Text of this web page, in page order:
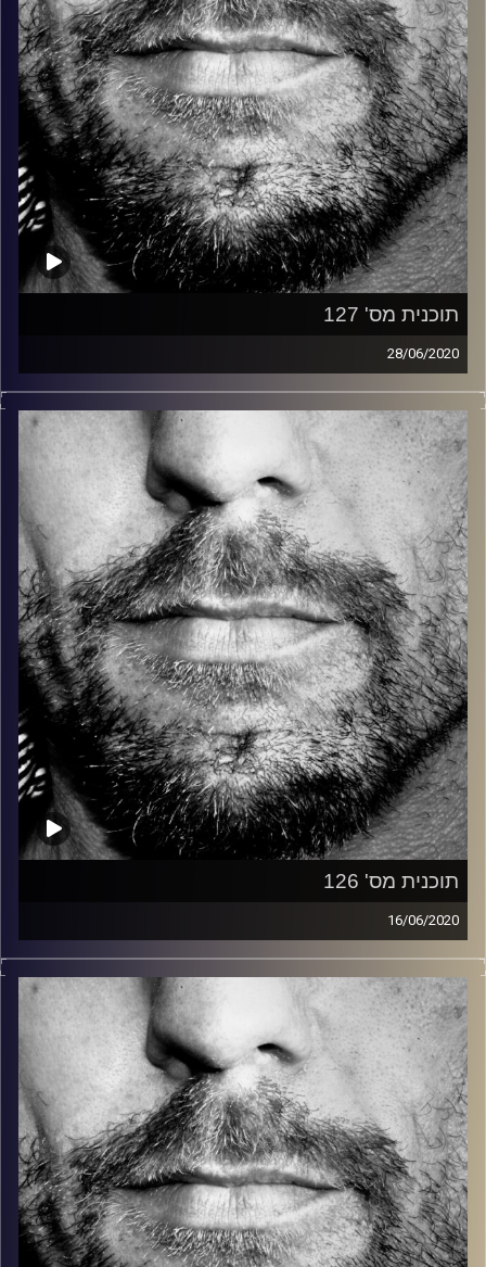
תוכנית מס' 127
28/06/2020
זיפים, מוזיקה מחוספסת של הופעות חיות. הרבה ג'אם, רוק,
בלוז, bluegrass, ג'אז, Fאנק, פרוגרסיב ואפילו אלקטרוניקה.
כל מה שחי, אמיתי ונושם.
עם שמוליק רגב.
קרדיט תמונות: David Goehring
תוכנית מס' 126
16/06/2020
זיפים, מוזיקה מחוספסת של הופעות חיות. הרבה ג'אם, רוק,
בלוז, bluegrass, ג'אז, Fאנק, פרוגרסיב ואפילו אלקטרוניקה.
כל מה שחי, אמיתי ונושם.
עם שמוליק רגב.
קרדיט תמונות: David Goehring